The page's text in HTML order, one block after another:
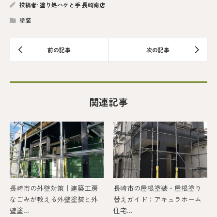
投稿者: 塗り処ハケと手 長崎南店
塗装
関連記事
長崎市の外壁対策｜建築工房
なごみが教える外壁塗装と外
壁塗...
長崎市の屋根塗装・屋根塗り
替えガイド：アキュラホーム
住宅...